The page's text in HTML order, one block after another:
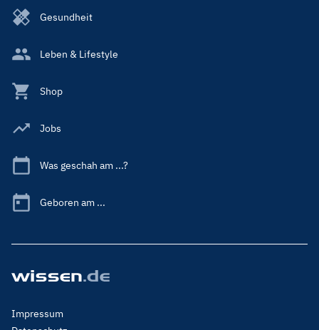
Gesundheit
Leben & Lifestyle
Shop
Jobs
Was geschah am ...?
Geboren am ...
Footer
Impressum